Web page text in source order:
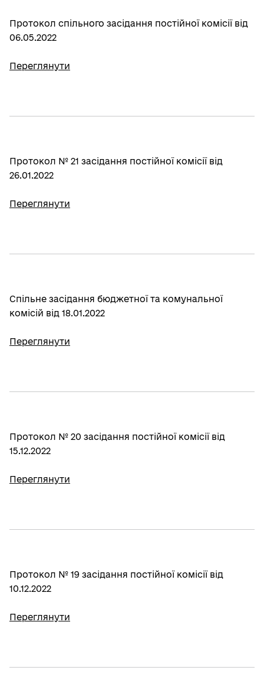
Протокол спільного засідання постійної комісії від
06.05.2022
Переглянути
Протокол № 21 засідання постійної комісії від
26.01.2022
Переглянути
Спільне засідання бюджетної та комунальної
комісій від 18.01.2022
Переглянути
Протокол № 20 засідання постійної комісії від
15.12.2022
Переглянути
Протокол № 19 засідання постійної комісії від
10.12.2022
Переглянути